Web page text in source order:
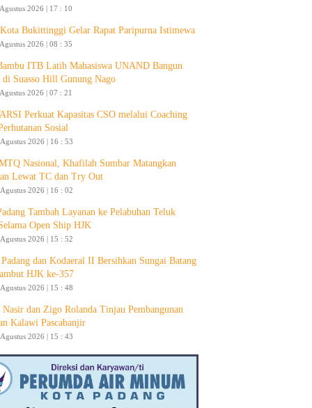
2026 | 17 : 10
Bukittinggi Gelar Rapat Paripurna Istimewa
2026 | 08 : 35
ITB Latih Mahasiswa UNAND Bangun
di Suasso Hill Gunung Nago
2026 | 07 : 21
Perkuat Kapasitas CSO melalui Coaching
Sosial
2026 | 16 : 53
Nasional, Khafilah Sumbar Matangkan
Lewat TC dan Try Out
2026 | 16 : 02
Tambah Layanan ke Pelabuhan Teluk
Open Ship HJK
2026 | 15 : 52
dan Kodaeral II Bersihkan Sungai Batang
HJK ke-357
2026 | 15 : 48
Nasir dan Zigo Rolanda Tinjau Pembangunan
Kalawi Pascabanjir
2026 | 15 : 43